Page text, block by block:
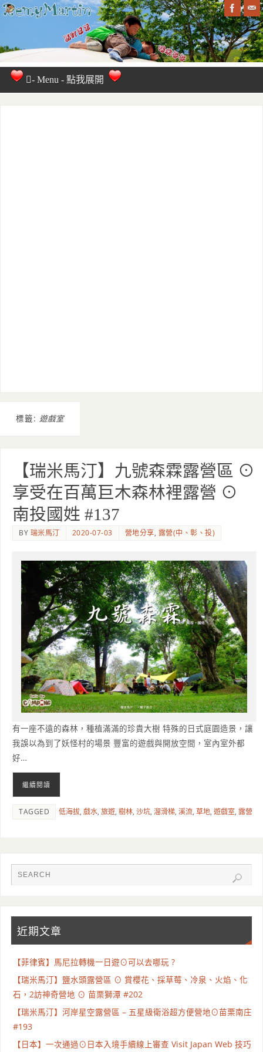
標籤: 遊戲室
【瑞米馬汀】九號森霖露營區 ⊙
享受在百萬巨木森林裡露營 ⊙
南投國姓 #137
BY 瑞米馬汀 2020-07-03 營地分享, 露營(中、彰、投)
有一座不遠的森林，種植滿滿的珍貴大樹 特殊的日式庭園造景，讓
我誤以為到了妖怪村的場景 豐富的遊戲與開放空間，室內室外都
好…
繼續閱讀
TAGGED 低海拔,戲水,旅遊,樹林,沙坑,溜滑梯,溪流,草地,遊戲室, 露營
近期文章
【菲律賓】馬尼拉轉機一日遊⊙可以去哪玩 ?
【瑞米馬汀】鹽水頭露營區 ⊙ 賞櫻花、採草莓、冷泉、火焰、化
石，2訪神奇營地 ⊙ 苗栗獅潭 #202
【瑞米馬汀】河岸星空露營區 – 五星級衛浴超方便營地⊙苗栗南庄
#193
【日本】一次通過⊙日本入境手續線上審查 Visit Japan Web 技巧